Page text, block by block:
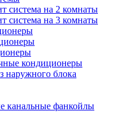
система на 2 комнаты
система на 3 комнаты
кондиционеры
наружного блока
канальные фанкойлы